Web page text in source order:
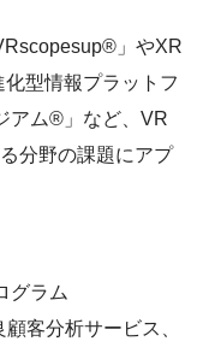
」やXR
型情報プラットフ
アム®」など、VR
分野の課題にアプ
グラム
客分析サービス、